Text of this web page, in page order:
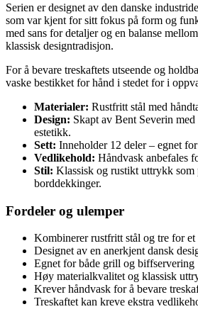
Serien er designet av den danske
som var kjent for sitt fokus på form og
med sans for detaljer og en balanse
klassisk designtradisjon.
For å bevare treskaftets utseende og
vaske bestikket for hånd i stedet for i
Materialer: Rustfritt stål med
Design: Skapt av Bent Severin
estetikk.
Sett: Inneholder 12 deler – egnet
Vedlikehold: Håndvask anbefales
Stil: Klassisk og rustikt uttrykk som
borddekkinger.
Fordeler og ulemper
Kombinerer rustfritt stål og tre for et
Designet av en anerkjent dansk
Egnet for både grill og biffservering
Høy materialkvalitet og klassisk
Krever håndvask for å bevare
Treskaftet kan kreve ekstra